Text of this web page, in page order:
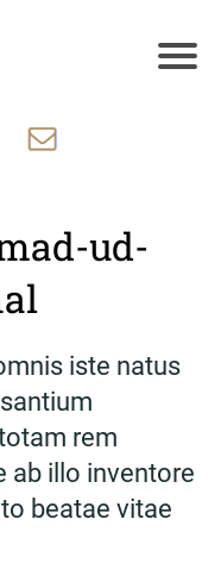
ud-
iste natus
rem
ab illo inventore
beatae vitae